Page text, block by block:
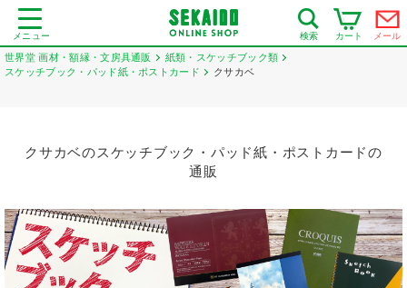
メニュー 検索 カート メール
世界堂 画材・額縁・文房具通販
紙類・スケッチブック類
スケッチブック・パッド紙・ポストカード
クサカベ
クサカベのスケッチブック・パッド紙・ポストカードの
通販